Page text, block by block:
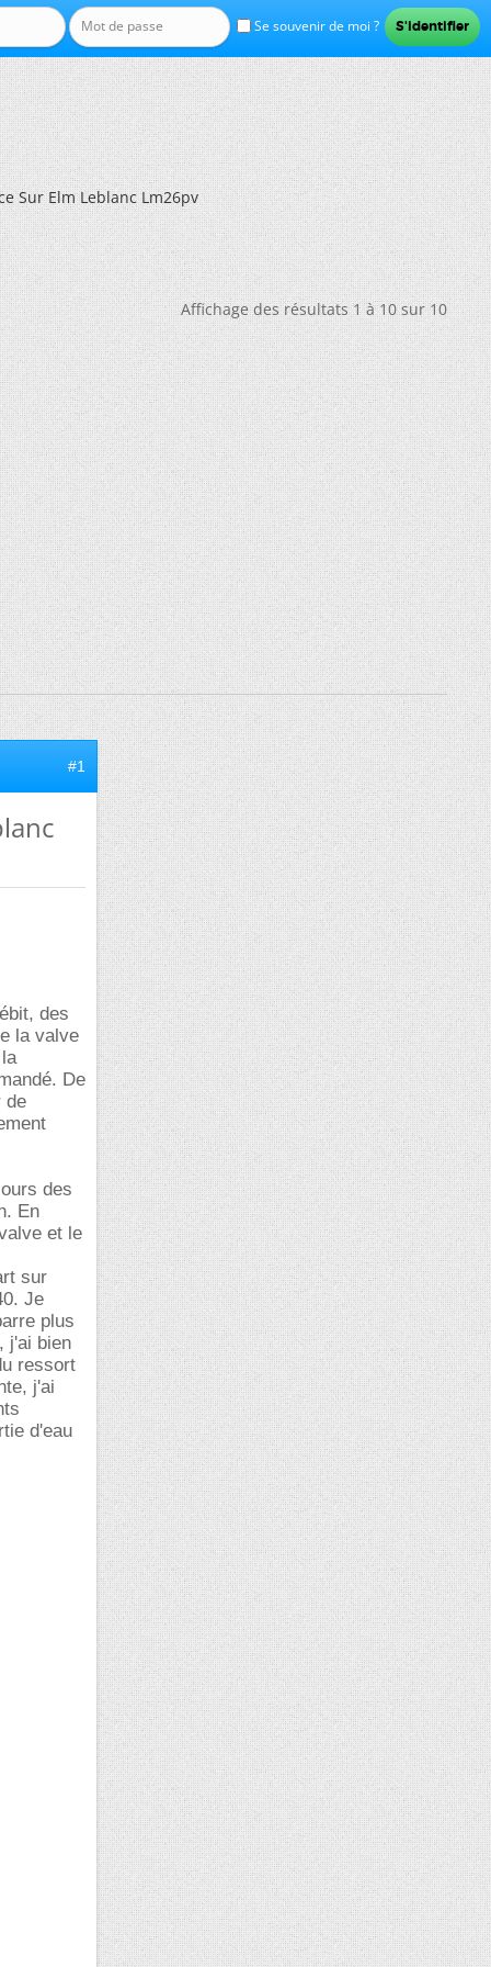
Se souvenir de moi ?
Sur Elm Leblanc Lm26pv
Affichage des résultats 1 à 10 sur 10
#1
des
la valve
De
de
des
En
et le
sur
Je
plus
j'ai bien
ressort
j'ai
d'eau